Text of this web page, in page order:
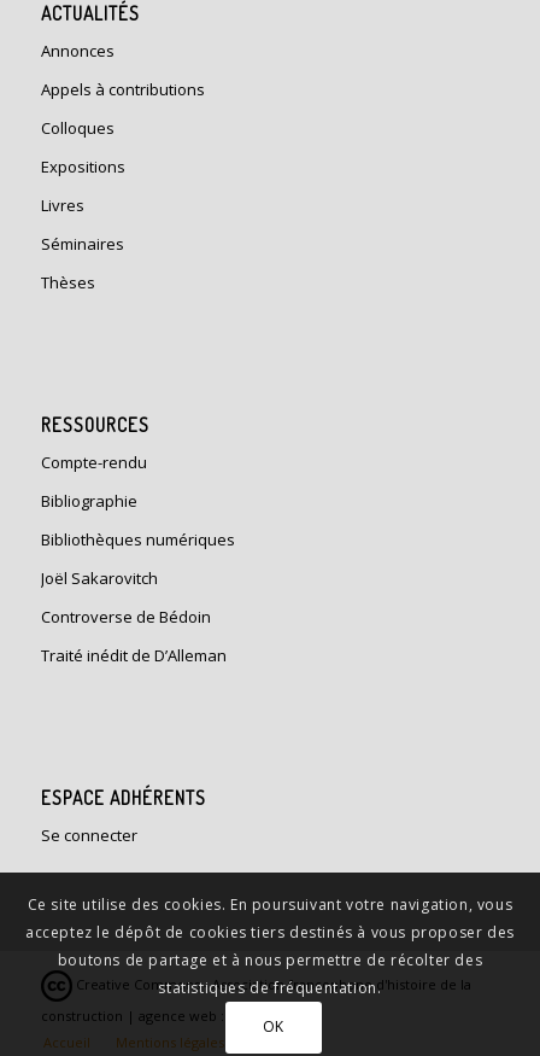
ACTUALITÉS
Annonces
Appels à contributions
Colloques
Expositions
Livres
Séminaires
Thèses
RESSOURCES
Compte-rendu
Bibliographie
Bibliothèques numériques
Joël Sakarovitch
Controverse de Bédoin
Traité inédit de D’Alleman
ESPACE ADHÉRENTS
Se connecter
Creative Commons - Association francophone d'histoire de la
construction | agence web :
Accueil
Mentions légales
Ce site utilise des cookies. En poursuivant votre navigation, vous
acceptez le dépôt de cookies tiers destinés à vous proposer des
boutons de partage et à nous permettre de récolter des
statistiques de fréquentation.
OK